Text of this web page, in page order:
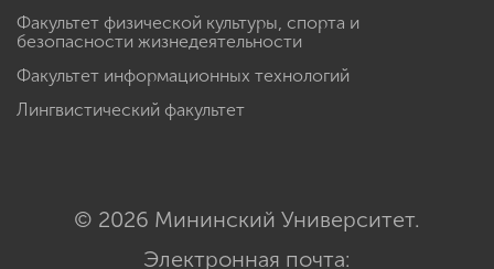
Факультет физической культуры, спорта и
безопасности жизнедеятельности
Факультет информационных технологий
Лингвистический факультет
© 2026 Мининский Университет.
Электронная почта: